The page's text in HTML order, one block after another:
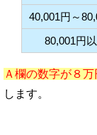
40,001円～
80,001円
Ａ欄の数字が８
します。